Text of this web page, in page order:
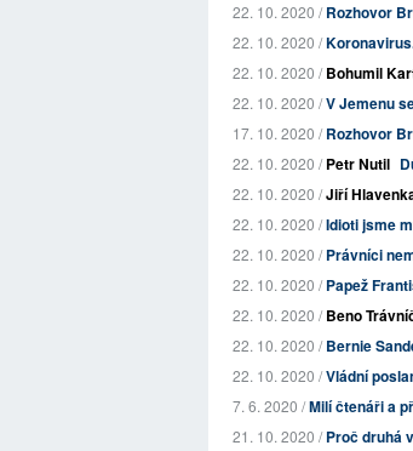
22. 10. 2020 /Rozhovor
22. 10. 2020 /
22. 10. 2020 /Bohumil
22. 10. 2020 /V Jemenu
17. 10. 2020 /Rozhovor
22. 10. 2020 /Petr Nutil
22. 10. 2020 /Jiří
22. 10. 2020 /Idioti jsme
22. 10. 2020 /Právníci
22. 10. 2020 /Papež
22. 10. 2020 /Beno
22. 10. 2020 /Bernie
22. 10. 2020 /Vládní
7. 6. 2020 /Milí čtenáři a
21. 10. 2020 /Proč druhá